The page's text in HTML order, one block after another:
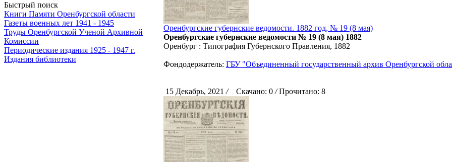
Быстрый поиск
Книги Памяти Оренбургской области
Газеты военных лет 1941 - 1945
Труды Оренбургской Ученой Архивной
Комиссии
Периодические издания 1925 - 1947 г.
Издания библиотеки
Оренбургские губернские ведомости. 1882 год, № 19 (8 мая)
Оренбургские губернские ведомости № 19 (8 мая) 1882
Оренбург : Типография Губернского Правления, 1882
Фондодержатель: ГБУ "Объединенный государственный архив Оренбургской
15 Декабрь, 2021 /Скачано: 0 /Прочитано: 8